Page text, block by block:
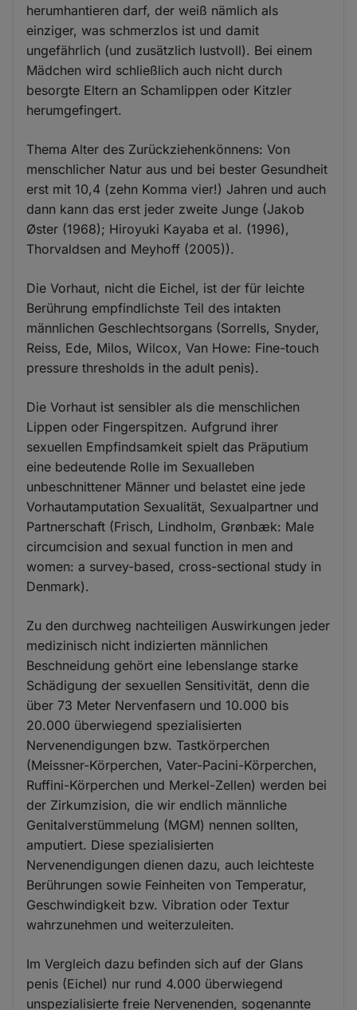
herumhantieren darf, der weiß nämlich als
einziger, was schmerzlos ist und damit
ungefährlich (und zusätzlich lustvoll). Bei einem
Mädchen wird schließlich auch nicht durch
besorgte Eltern an Schamlippen oder Kitzler
herumgefingert.
Thema Alter des Zurückziehenkönnens: Von
menschlicher Natur aus und bei bester Gesundheit
erst mit 10,4 (zehn Komma vier!) Jahren und auch
dann kann das erst jeder zweite Junge (Jakob
Øster (1968); Hiroyuki Kayaba et al. (1996),
Thorvaldsen and Meyhoff (2005)).
Die Vorhaut, nicht die Eichel, ist der für leichte
Berührung empfindlichste Teil des intakten
männlichen Geschlechtsorgans (Sorrells, Snyder,
Reiss, Ede, Milos, Wilcox, Van Howe: Fine-touch
pressure thresholds in the adult penis).
Die Vorhaut ist sensibler als die menschlichen
Lippen oder Fingerspitzen. Aufgrund ihrer
sexuellen Empfindsamkeit spielt das Präputium
eine bedeutende Rolle im Sexualleben
unbeschnittener Männer und belastet eine jede
Vorhautamputation Sexualität, Sexualpartner und
Partnerschaft (Frisch, Lindholm, Grønbæk: Male
circumcision and sexual function in men and
women: a survey-based, cross-sectional study in
Denmark).
Zu den durchweg nachteiligen Auswirkungen jeder
medizinisch nicht indizierten männlichen
Beschneidung gehört eine lebenslange starke
Schädigung der sexuellen Sensitivität, denn die
über 73 Meter Nervenfasern und 10.000 bis
20.000 überwiegend spezialisierten
Nervenendigungen bzw. Tastkörperchen
(Meissner-Körperchen, Vater-Pacini-Körperchen,
Ruffini-Körperchen und Merkel-Zellen) werden bei
der Zirkumzision, die wir endlich männliche
Genitalverstümmelung (MGM) nennen sollten,
amputiert. Diese spezialisierten
Nervenendigungen dienen dazu, auch leichteste
Berührungen sowie Feinheiten von Temperatur,
Geschwindigkeit bzw. Vibration oder Textur
wahrzunehmen und weiterzuleiten.
Im Vergleich dazu befinden sich auf der Glans
penis (Eichel) nur rund 4.000 überwiegend
unspezialisierte freie Nervenenden, sogenannte